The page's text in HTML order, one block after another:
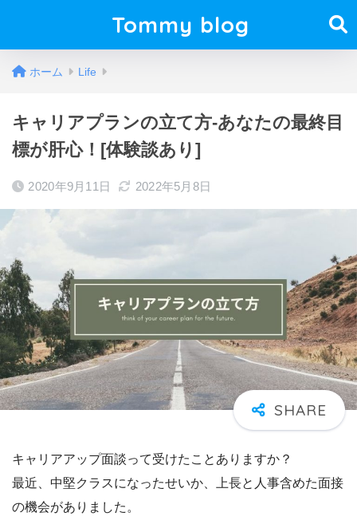
Tommy blog
ホーム Life
キャリアプランの立て方-あなたの最終目
標が肝心！[体験談あり]
2020年9月11日 2022年5月8日
キャリアアップ面談って受けたことありますか？
最近、中堅クラスになったせいか、上長と人事含めた面接
の機会がありました。